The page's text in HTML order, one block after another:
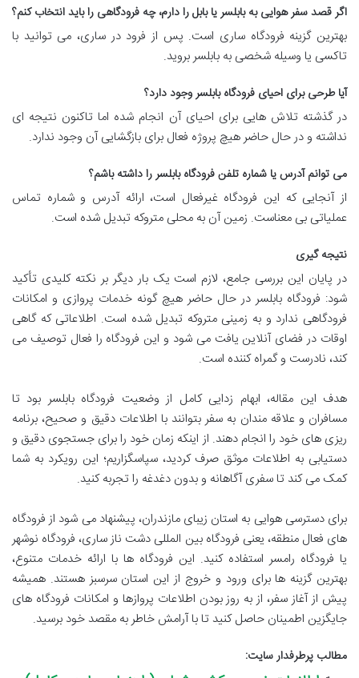
اگر قصد سفر هوایی به بابلسر یا بابل را دارم، چه فرودگاهی را باید انتخاب کنم؟
بهترین گزینه فرودگاه ساری است. پس از فرود در ساری، می توانید با
تاکسی یا وسیله شخصی به بابلسر بروید.
آیا طرحی برای احیای فرودگاه بابلسر وجود دارد؟
در گذشته تلاش هایی برای احیای آن انجام شده اما تاکنون نتیجه ای
نداشته و در حال حاضر هیچ پروژه فعال برای بازگشایی آن وجود ندارد.
می توانم آدرس یا شماره تلفن فرودگاه بابلسر را داشته باشم؟
از آنجایی که این فرودگاه غیرفعال است، ارائه آدرس و شماره تماس
عملیاتی بی معناست. زمین آن به محلی متروکه تبدیل شده است.
نتیجه گیری
در پایان این بررسی جامع، لازم است یک بار دیگر بر نکته کلیدی تأکید
شود: فرودگاه بابلسر در حال حاضر هیچ گونه خدمات پروازی و امکانات
فرودگاهی ندارد و به زمینی متروکه تبدیل شده است. اطلاعاتی که گاهی
اوقات در فضای آنلاین یافت می شود و این فرودگاه را فعال توصیف می
کند، نادرست و گمراه کننده است.
هدف این مقاله، ابهام زدایی کامل از وضعیت فرودگاه بابلسر بود تا
مسافران و علاقه مندان به سفر بتوانند با اطلاعات دقیق و صحیح، برنامه
ریزی های خود را انجام دهند. از اینکه زمان خود را برای جستجوی دقیق و
دستیابی به اطلاعات موثق صرف کردید، سپاسگزاریم؛ این رویکرد به شما
کمک می کند تا سفری آگاهانه و بدون دغدغه را تجربه کنید.
برای دسترسی هوایی به استان زیبای مازندران، پیشنهاد می شود از فرودگاه
های فعال منطقه، یعنی فرودگاه بین المللی دشت ناز ساری، فرودگاه نوشهر
یا فرودگاه رامسر استفاده کنید. این فرودگاه ها با ارائه خدمات متنوع،
بهترین گزینه ها برای ورود و خروج از این استان سرسبز هستند. همیشه
پیش از آغاز سفر، از به روز بودن اطلاعات پروازها و امکانات فرودگاه های
جایگزین اطمینان حاصل کنید تا با آرامش خاطر به مقصد خود برسید.
مطالب پرطرفدار سایت: